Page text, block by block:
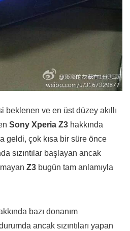
beklenen ve en üst düzey akıllı
Sony Xperia Z3 hakkında
geldi, çok kısa bir süre önce
sızıntılar başlayan ancak
Z3 bugün tam anlamıyla
bazı donanım
ancak sızıntıları yapan